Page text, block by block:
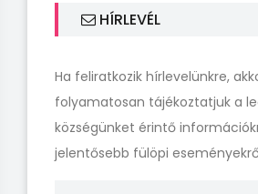
HÍRLEVÉL
Ha feliratkozik hírlevelünkre,
folyamatosan tájékoztatjuk a
községünket érintő
jelentősebb fülöpi